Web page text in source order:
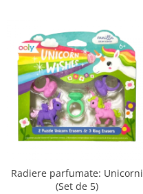
Radiere parfumate: Unicorni
(Set de 5)